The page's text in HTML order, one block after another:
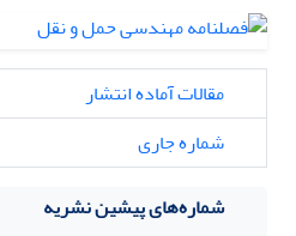
مقالات آماده انتشار
شماره جاری
شماره‌های پیشین نشریه